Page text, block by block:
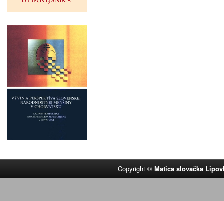
Copyright ©Matica slovačka